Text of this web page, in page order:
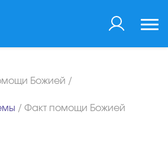
Божией /
/ Факт помощи Божией